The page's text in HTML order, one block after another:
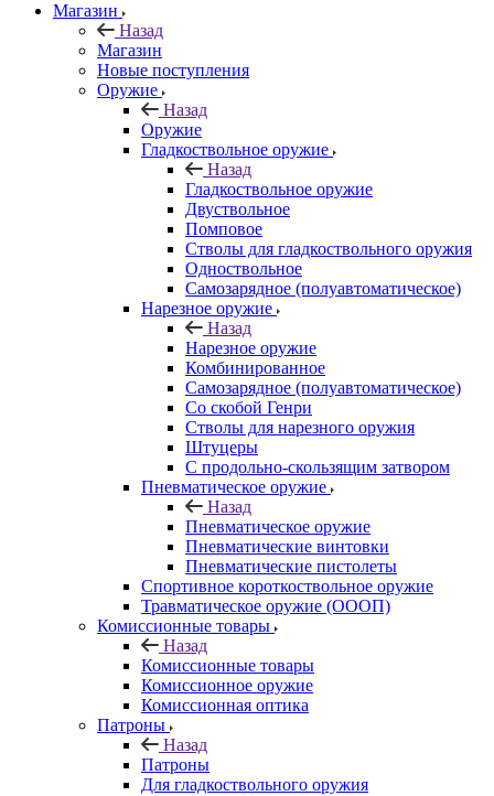
Магазин
Назад
Магазин
Новые поступления
Оружие
Назад
Оружие
Гладкоствольное оружие
Назад
Гладкоствольное оружие
Двуствольное
Помповое
Стволы для гладкоствольного оружия
Одноствольное
Самозарядное (полуавтоматическое)
Нарезное оружие
Назад
Нарезное оружие
Комбинированное
Самозарядное (полуавтоматическое)
Со скобой Генри
Стволы для нарезного оружия
Штуцеры
С продольно-скользящим затвором
Пневматическое оружие
Назад
Пневматическое оружие
Пневматические винтовки
Пневматические пистолеты
Спортивное короткоствольное оружие
Травматическое оружие (ОООП)
Комиссионные товары
Назад
Комиссионные товары
Комиссионное оружие
Комиссионная оптика
Патроны
Назад
Патроны
Для гладкоствольного оружия